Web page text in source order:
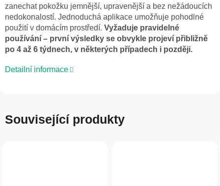
zanechat pokožku jemnější, upravenější a bez nežádoucích
nedokonalostí. Jednoduchá aplikace umožňuje pohodlné
použití v domácím prostředí. Vyžaduje pravidelné
používání – první výsledky se obvykle projeví přibližně
po 4 až 6 týdnech, v některých případech i později.
Detailní informace
Související produkty